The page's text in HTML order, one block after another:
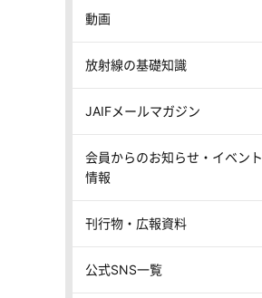
動画
放射線の基礎知識
JAIFメールマガジン
会員からのお知らせ・イベント
情報
刊行物・広報資料
公式SNS一覧